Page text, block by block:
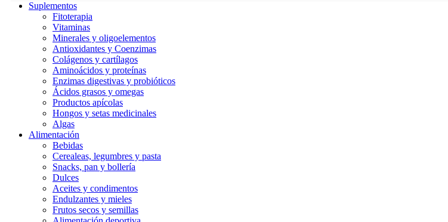
Suplementos
Fitoterapia
Vitaminas
Minerales y oligoelementos
Antioxidantes y Coenzimas
Colágenos y cartílagos
Aminoácidos y proteínas
Enzimas digestivas y probióticos
Ácidos grasos y omegas
Productos apícolas
Hongos y setas medicinales
Algas
Alimentación
Bebidas
Cerealeas, legumbres y pasta
Snacks, pan y bollería
Dulces
Aceites y condimentos
Endulzantes y mieles
Frutos secos y semillas